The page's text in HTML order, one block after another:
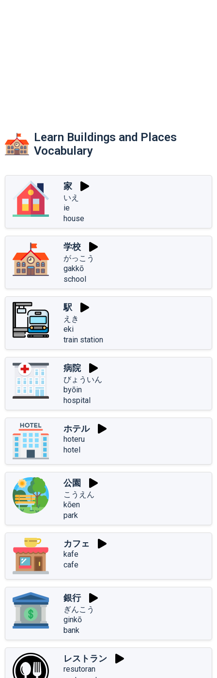
Learn Buildings and Places
Vocabulary
家
いえ
ie
house
学校
がっこう
gakkō
school
駅
えき
eki
train station
病院
びょういん
byōin
hospital
ホテル
hoteru
hotel
公園
こうえん
kōen
park
カフェ
kafe
cafe
銀行
ぎんこう
ginkō
bank
レストラン
resutoran